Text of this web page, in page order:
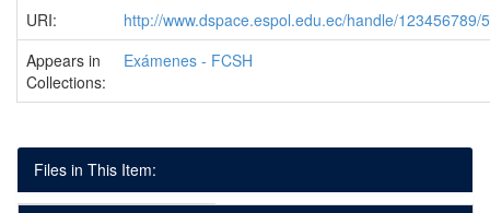
URI:
http://www.dspace.espol.edu.ec/handle/123456789/
Appears in
Collections:
Exámenes - FCSH
Files in This Item: